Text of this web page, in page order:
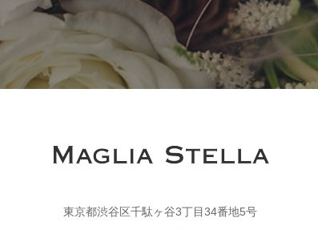
東京都渋谷区千駄ヶ谷3丁目34番地5号